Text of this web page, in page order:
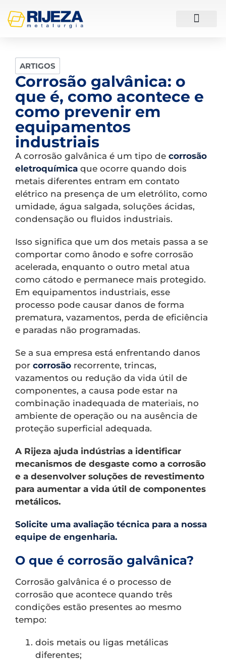
ARTIGOS
Corrosão galvânica: o
que é, como acontece e
como prevenir em
equipamentos
industriais
A corrosão galvânica é um tipo de corrosão
eletroquímica que ocorre quando dois
metais diferentes entram em contato
elétrico na presença de um eletrólito, como
umidade, água salgada, soluções ácidas,
condensação ou fluidos industriais.
Isso significa que um dos metais passa a se
comportar como ânodo e sofre corrosão
acelerada, enquanto o outro metal atua
como cátodo e permanece mais protegido.
Em equipamentos industriais, esse
processo pode causar danos de forma
prematura, vazamentos, perda de eficiência
e paradas não programadas.
Se a sua empresa está enfrentando danos
por corrosão recorrente, trincas,
vazamentos ou redução da vida útil de
componentes, a causa pode estar na
combinação inadequada de materiais, no
ambiente de operação ou na ausência de
proteção superficial adequada.
A Rijeza ajuda indústrias a identificar
mecanismos de desgaste como a corrosão
e a desenvolver soluções de revestimento
para aumentar a vida útil de componentes
metálicos.
Solicite uma avaliação técnica para a nossa
equipe de engenharia.
O que é corrosão galvânica?
Corrosão galvânica é o processo de
corrosão que acontece quando três
condições estão presentes ao mesmo
tempo:
dois metais ou ligas metálicas
diferentes;